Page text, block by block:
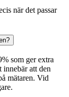
när det passar
som ger extra
att den
mätaren. Vid